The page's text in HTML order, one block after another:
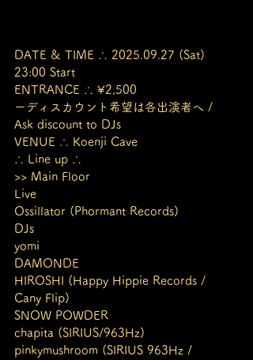
DATE & TIME ∴ 2025.09.27 (Sat)
23:00 Start
ENTRANCE ∴ ¥2,500
ーディスカウント希望は各出演者へ /
Ask discount to DJs
VENUE ∴ Koenji Cave
∴ Line up ∴
>> Main Floor
Live
Ossillator (Phormant Records)
DJs
yomi
DAMONDE
HIROSHI (Happy Hippie Records /
Cany Flip)
SNOW POWDER
chapita (SIRIUS/963Hz)
pinkymushroom (SIRIUS 963Hz /